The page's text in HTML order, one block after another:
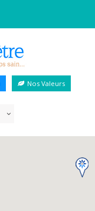
Nos Valeurs